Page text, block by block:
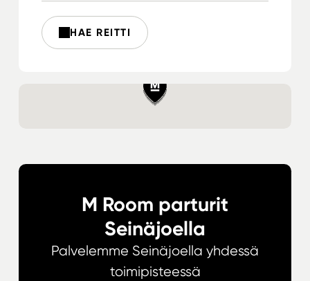
HAE REITTI
M Room parturit
Seinäjoella
Palvelemme Seinäjoella yhdessä
toimipisteessä